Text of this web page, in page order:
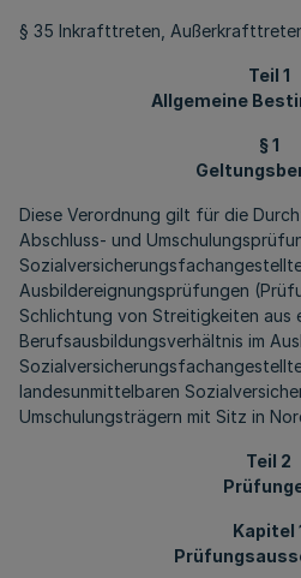
§ 35 Inkrafttreten,
Teil 1
Allgemeine
§ 1
Diese Verordnung gilt für die
Abschluss- und
Ausbildereignungsprüfungen
Schlichtung von Streitigkeiten aus
Berufsausbildungsverhältnis im
landesunmittelbaren
Umschulungsträgern mit Sitz in
Teil 2
Kapitel